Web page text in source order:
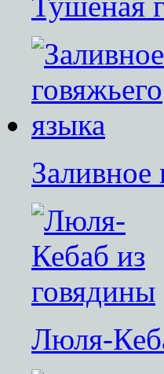
Заливное
Люля-